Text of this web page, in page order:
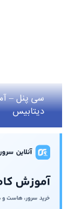
سی پنل –
دیتابیس